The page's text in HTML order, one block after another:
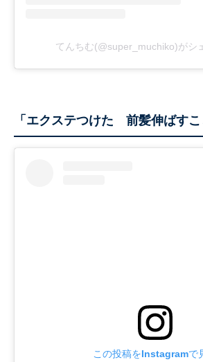
てんちむ(@super_muchiko)がシ
「エクステつけた 前髪伸ばすこ
この投稿をInstagramで